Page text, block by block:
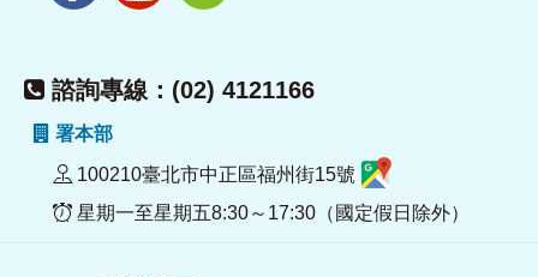
諮詢專線：(02) 4121166
署本部
100210臺北市中正區福州街15號
星期一至星期五8:30～17:30（國定假日除外）